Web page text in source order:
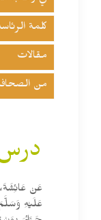
كلمة
مقالات
من
عَنْ
عَلَيْهِ